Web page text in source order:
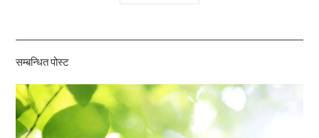
기
सम्बन्धित पोस्ट